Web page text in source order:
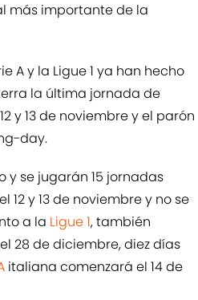
más importante de la
A y la Ligue 1 ya han hecho
la última jornada de
y 13 de noviembre y el parón
day.
y se jugarán 15 jornadas
y 13 de noviembre y no se
a la Ligue 1, también
28 de diciembre, diez días
italiana comenzará el 14 de